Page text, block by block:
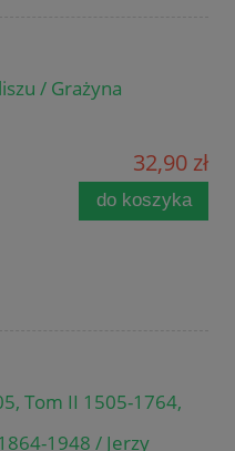
/ Grażyna
32,90 zł
do koszyka
Tom II 1505-1764,
1948 / Jerzy